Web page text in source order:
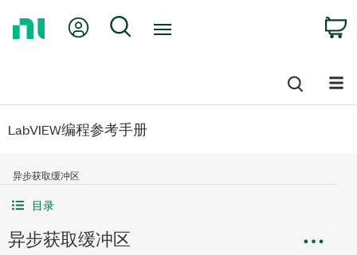
My Account
Search
LabVIEW编程参考手册
异步获取缓冲区
目录
异步获取缓冲区